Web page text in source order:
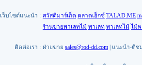
เว็บไซต์แนะนำ : สวัสดีมาร์เก็ต ตลาดเอ็กซ์ TALAD.ME
ร้านขายพาเลทไม้ พาเลท พาเลทไม้ ไม้พ
ติดต่อเรา : ฝ่ายขาย sales@rod-dd.com | แนะนำ-ติ